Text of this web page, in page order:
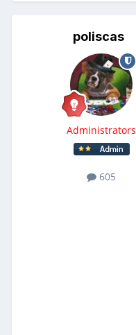
poliscas
Administrators
605